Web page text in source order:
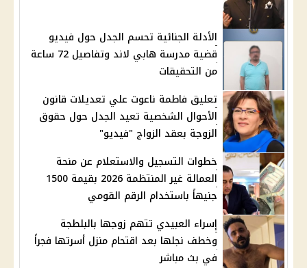
الأدلة الجنائية تحسم الجدل حول فيديو
قضية مدرسة هابي لاند وتفاصيل 72 ساعة
من التحقيقات
تعليق فاطمة ناعوت علي تعديلات قانون
الأحوال الشخصية تعيد الجدل حول حقوق
الزوجة بعقد الزواج "فيديو"
خطوات التسجيل والاستعلام عن منحة
العمالة غير المنتظمة 2026 بقيمة 1500
جنيهاً باستخدام الرقم القومي
إسراء العبيدي تتهم زوجها بالبلطجة
وخطف نجلها بعد اقتحام منزل أسرتها فجراً
في بث مباشر